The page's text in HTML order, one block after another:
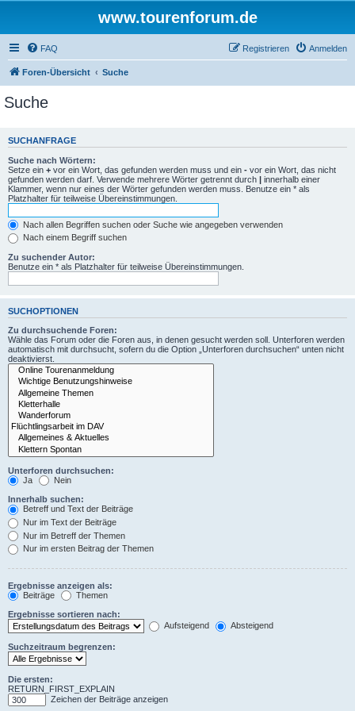
www.tourenforum.de
FAQ Anmelden
Registrieren
Foren-Übersicht Suche
Suche
SUCHANFRAGE
Suche nach Wörtern:
Setze ein + vor ein Wort, das gefunden werden muss und ein - vor ein Wort, das nicht
gefunden werden darf. Verwende mehrere Wörter getrennt durch | innerhalb einer
Klammer, wenn nur eines der Wörter gefunden werden muss. Benutze ein * als
Platzhalter für teilweise Übereinstimmungen.
Nach allen Begriffen suchen oder Suche wie angegeben verwenden
Nach einem Begriff suchen
Zu suchender Autor:
Benutze ein * als Platzhalter für teilweise Übereinstimmungen.
SUCHOPTIONEN
Zu durchsuchende Foren:
Wähle das Forum oder die Foren aus, in denen gesucht werden soll. Unterforen werden
automatisch mit durchsucht, sofern du die Option „Unterforen durchsuchen“ unten nicht
deaktivierst.
Unterforen durchsuchen:
Ja
Nein
Innerhalb suchen:
Betreff und Text der Beiträge
Nur im Text der Beiträge
Nur im Betreff der Themen
Nur im ersten Beitrag der Themen
Ergebnisse anzeigen als:
Beiträge
Themen
Ergebnisse sortieren nach:
Aufsteigend
Absteigend
Suchzeitraum begrenzen:
Die ersten:
RETURN_FIRST_EXPLAIN
Zeichen der Beiträge anzeigen